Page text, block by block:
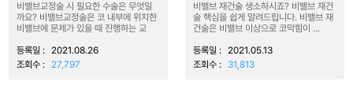
비밸브교정술 시 필요한 수술은 무엇일
까요? 비밸브교정술은 코 내부에 위치한
비밸브에 문제가 있을 때 진행하는 교
등록일 : 2021.08.26
조회수 : 27,797
비밸브 재건술 생소하시죠? 비밸브 재건
술 핵심을 쉽게 알려드립니다. 비밸브 재
건술은 비밸브 이상으로 코막힘이 ...
등록일 : 2021.05.13
조회수 :
31,813